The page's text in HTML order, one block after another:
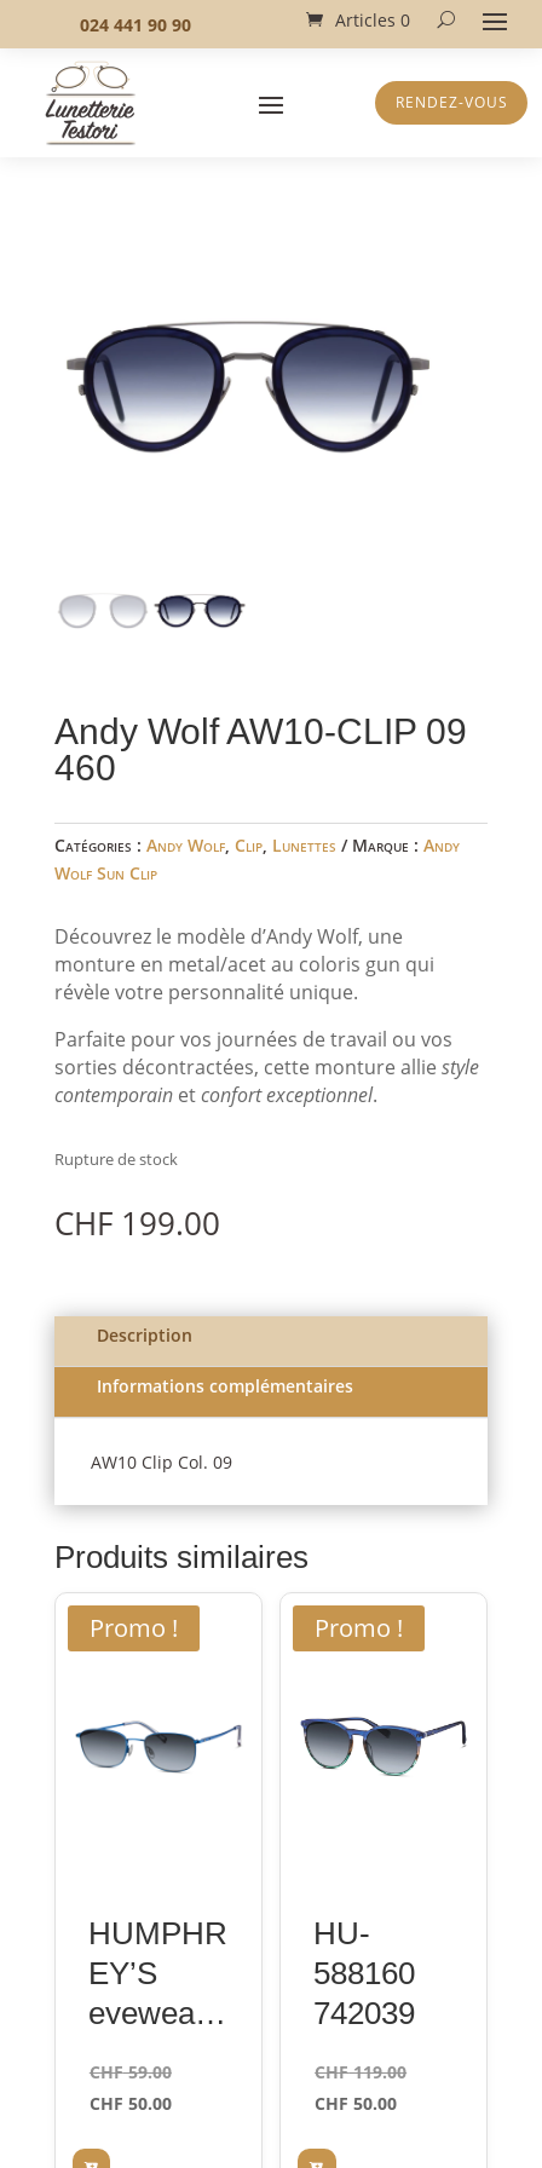
024 441 90 90 Articles 0
RENDEZ-VOUS
Andy Wolf AW10-CLIP 09
460
Catégories : Andy Wolf, Clip, Lunettes Marque : Andy
Wolf Sun Clip
Découvrez le modèle d’Andy Wolf, une
monture en metal/acet au coloris gun qui
révèle votre personnalité unique.
Parfaite pour vos journées de travail ou vos
sorties décontractées, cette monture allie style
contemporainetconfort exceptionnel.
Rupture de stock
CHF199.00
Description
Informations complémentaires
AW10 Clip Col. 09
Produits similaires
Promo !
HUMPHR
EY’S
eyewear
70 blue
CHF59.00Le
prix
CHF 50.00Le
Promo !
HU-
588160
742039
CHF119.00Le
CHF 50.00Le